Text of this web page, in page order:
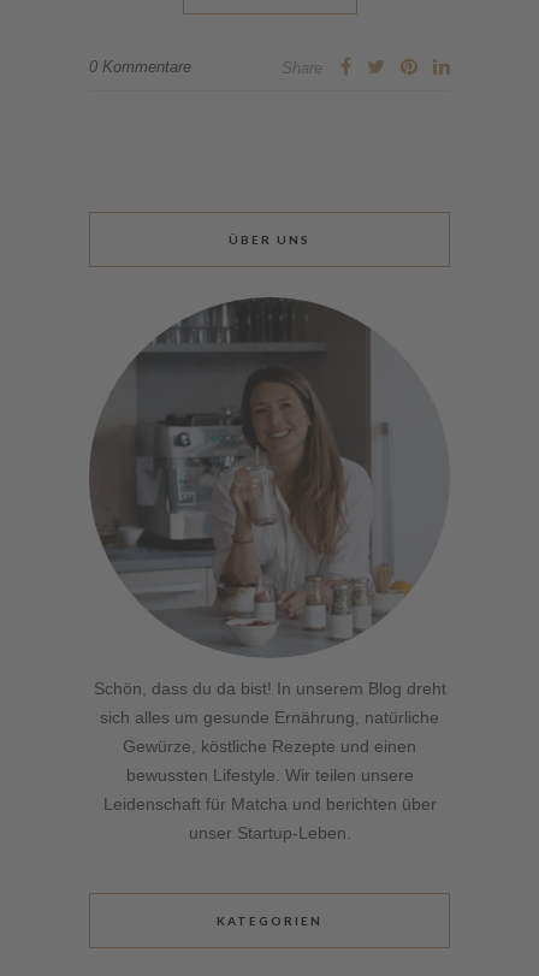
0 Kommentare Share
ÜBER UNS
Schön, dass du da bist! In unserem Blog dreht
sich alles um gesunde Ernährung, natürliche
Gewürze, köstliche Rezepte und einen
bewussten Lifestyle. Wir teilen unsere
Leidenschaft für Matcha und berichten über
unser Startup-Leben.
KATEGORIEN